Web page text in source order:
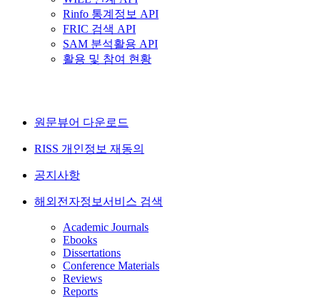
Rinfo 통계정보 API
FRIC 검색 API
SAM 분석활용 API
활용 및 참여 현황
원문뷰어 다운로드
RISS 개인정보 재동의
공지사항
해외전자정보서비스 검색
Academic Journals
Ebooks
Dissertations
Conference Materials
Reviews
Reports